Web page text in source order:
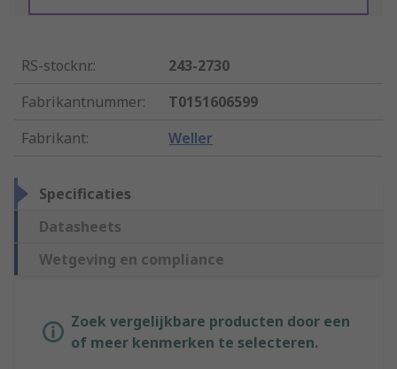
RS-stocknr.:
243-2730
Fabrikantnummer:
T0151606599
Fabrikant: Weller
Specificaties
Datasheets
Wetgeving en compliance
Zoek vergelijkbare producten door een
of meer kenmerken te selecteren.